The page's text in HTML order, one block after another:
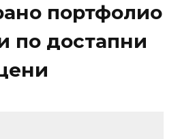
портфолио
по достапни